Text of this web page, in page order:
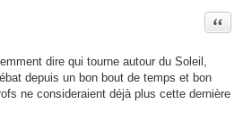
Citer
dire qui tourne autour du Soleil,
depuis un bon bout de temps et bon
ne consideraient déjà plus cette dernière